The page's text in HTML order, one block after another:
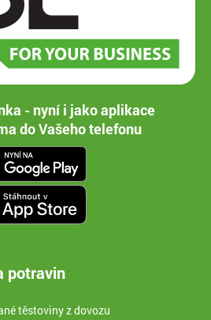
- nyní i jako aplikace
do Vašeho telefonu
potravin
těstoviny z dovozu